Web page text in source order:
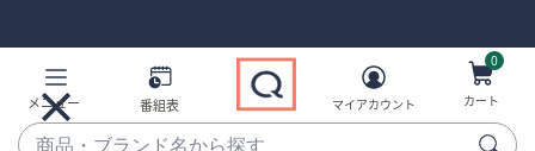
Links
Links2
メニュー 番組表
商
マイアカウント
0
カート